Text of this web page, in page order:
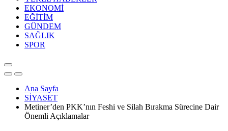
EKONOMİ
EĞİTİM
GÜNDEM
SAĞLIK
SPOR
Ana Sayfa
SİYASET
Metiner’den PKK’nın Feshi ve Silah Bırakma Sürecine Dair
Önemli Açıklamalar